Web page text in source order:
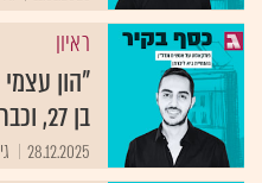
ראיון
בן 27, וכבר סגר 7 עסקאות נדל"ן
28.12.2025